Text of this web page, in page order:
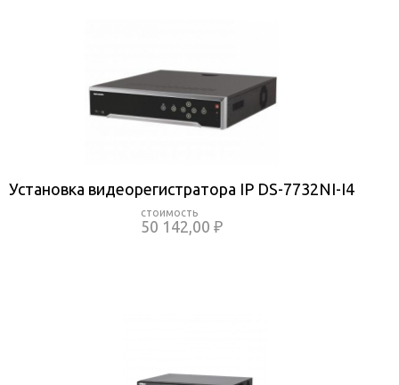
Установка видеорегистратора IP DS-7732NI-I4
50 142,00 ₽